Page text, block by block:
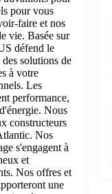
pour vous
faire et nos
vie. Basée sur
défend le
solutions de
à votre
Les
performance,
Nous
constructeurs
Nos
s'engagent à
et
Nos offres et
une